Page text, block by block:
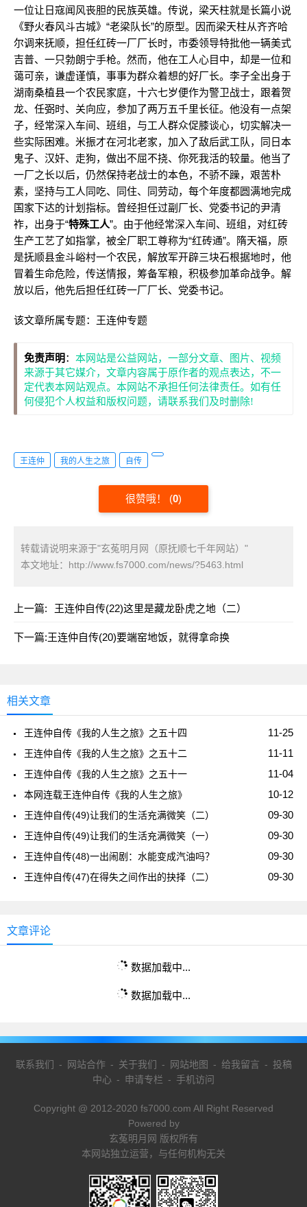
一位让日寇闻风丧胆的民族英雄。传说，梁天柱就是长篇小说
《野火春风斗古城》“老梁队长”的原型。因而梁天柱从齐齐哈
尔调来抚顺，担任红砖一厂厂长时，市委领导特批他一辆美式
吉普、一只勃朗宁手枪。然而，他在工人心目中，却是一位和
蔼可亲，谦虚谨慎，事事为群众着想的好厂长。李子全出身于
湖南桑植县一个农民家庭，十六七岁便作为警卫战士，跟着贺
龙、任弼时、关向应，参加了两万五千里长征。他没有一点架
子，经常深入车间、班组，与工人群众促膝谈心，切实解决一
些实际困难。米振才在河北老家，加入了敌后武工队，同日本
鬼子、汉奸、走狗，做出不屈不挠、你死我活的较量。他当了
一厂之长以后，仍然保持老战士的本色，不骄不躁，艰苦朴
素，坚持与工人同吃、同住、同劳动，每个年度都圆满地完成
国家下达的计划指标。曾经担任过副厂长、党委书记的尹清
祚，出身于“特殊工人”。由于他经常深入车间、班组，对红砖
生产工艺了如指掌，被全厂职工尊称为“红砖通”。隋天福，原
是抚顺县金斗峪村一个农民，解放军开辟三块石根据地时，他
冒着生命危险，传送情报，筹备军粮，积极参加革命战争。解
放以后，他先后担任红砖一厂厂长、党委书记。
该文章所属专题： 王连仲专题
免责声明 ： 本网站是公益网站，一部分文章、图片、视频
来源于其它媒介，文章内容属于原作者的观点表达，不一
定代表本网站观点。本网站不承担任何法律责任。如有任
何侵犯个人权益和版权问题，请联系我们及时删除!
王连仲 我的人生之旅 自传
很赞哦！ (0)
转载请说明来源于"玄菟明月网（原抚顺七千年网站）"
本文地址： http://www.fs7000.com/news/?5463.html
上一篇: 王连仲自传(22)这里是藏龙卧虎之地（二）
下一篇:王连仲自传(20)要端窑地饭，就得拿命换
相关文章
11-25
王连仲自传《我的人生之旅》之五十四
11-11
王连仲自传《我的人生之旅》之五十二
11-04
王连仲自传《我的人生之旅》之五十一
10-12
本网连载王连仲自传《我的人生之旅》
09-30
王连仲自传(49)让我们的生活充满微笑（二）
09-30
王连仲自传(49)让我们的生活充满微笑（一）
09-30
王连仲自传(48)一出闹剧：水能变成汽油吗？
09-30
王连仲自传(47)在得失之间作出的抉择（二）
文章评论
数据加载中...
数据加载中...
联系我们 - 网站合作- 关于我们 - 网站地图 - 给我留言 - 投稿
中心 - 申请专栏 - 手机访问
Copyright @ 2012-2020 fs7000.com All Right Reserved
Powered by
玄菟明月网 版权所有
本网站独立运营，与任何机构无关